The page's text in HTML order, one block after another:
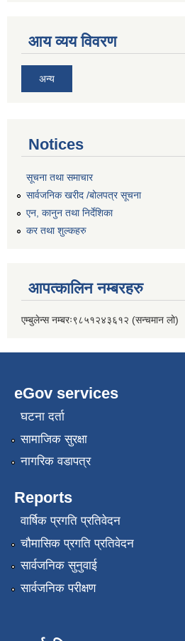
आय व्यय विवरण
अन्य
Notices
सूचना तथा समाचार
सार्वजनिक खरीद /बोलपत्र सूचना
एन, कानुन तथा निर्देशिका
कर तथा शुल्कहरु
आपत्कालिन नम्बरहरु
एम्बुलेन्स नम्बरः९८५१२४३६१२ (सन्चमान लो)
eGov services
घटना दर्ता
सामाजिक सुरक्षा
नागरिक वडापत्र
Reports
वार्षिक प्रगति प्रतिवेदन
चौमासिक प्रगति प्रतिवेदन
सार्वजनिक सुनुवाई
सार्वजनिक परीक्षण